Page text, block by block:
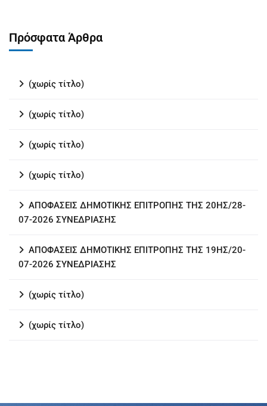
Πρόσφατα Άρθρα
(χωρίς τίτλο)
(χωρίς τίτλο)
(χωρίς τίτλο)
(χωρίς τίτλο)
ΑΠΟΦΑΣΕΙΣ ΔΗΜΟΤΙΚΗΣ ΕΠΙΤΡΟΠΗΣ ΤΗΣ 20ΗΣ/28-
07-2026 ΣΥΝΕΔΡΙΑΣΗΣ
ΑΠΟΦΑΣΕΙΣ ΔΗΜΟΤΙΚΗΣ ΕΠΙΤΡΟΠΗΣ ΤΗΣ 19ΗΣ/20-
07-2026 ΣΥΝΕΔΡΙΑΣΗΣ
(χωρίς τίτλο)
(χωρίς τίτλο)